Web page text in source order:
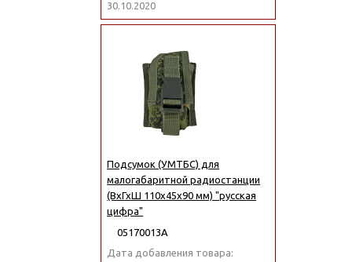
30.10.2020
Подсумок (УМТБС) для
малогабаритной радиостанции
(ВхГхШ 110х45х90 мм) "русская
цифра"
05170013А
Дата добавления товара: